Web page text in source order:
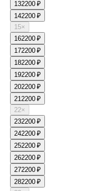
132200 ₽
142200 ₽
15×
162200 ₽
172200 ₽
182200 ₽
192200 ₽
202200 ₽
212200 ₽
22×
232200 ₽
242200 ₽
252200 ₽
262200 ₽
272200 ₽
282200 ₽